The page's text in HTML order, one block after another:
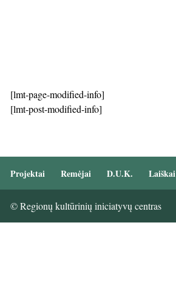
[lmt-page-modified-info]
[lmt-post-modified-info]
Projektai Remėjai D.U.K. Laiškai
© Regionų kultūrinių iniciatyvų centras